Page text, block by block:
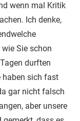
wenn mal Kritik
Ich denke,
Sie schon
durften
haben sich fast
gar nicht falsch
aber unsere